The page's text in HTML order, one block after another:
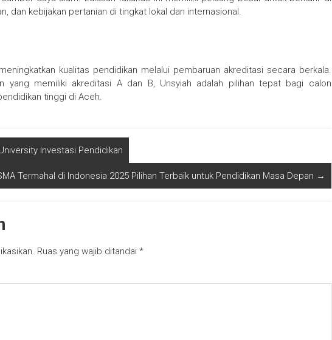
dan kebijakan pertanian di tingkat lokal dan internasional.
kualitas pendidikan melalui pembaruan akreditasi secara berkala.
yang memiliki akreditasi A dan B, Unsyiah adalah pilihan tepat bagi calon
tinggi di Aceh.
Investasi Pendidikan
Termahal di Indonesia 2025 Pilihan Terbaik untuk Pendidikan Masa Depan →
Ruas yang wajib ditandai *